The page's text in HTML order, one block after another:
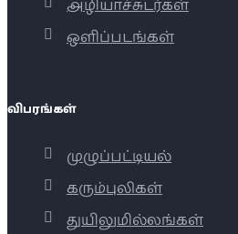
அழியாச்சுடர்கள்
ஒளிப்படங்கள்
விபரங்கள்
முழுப்பட்டியல்
கரும்புலிகள்
துயிலுமில்லங்கள்